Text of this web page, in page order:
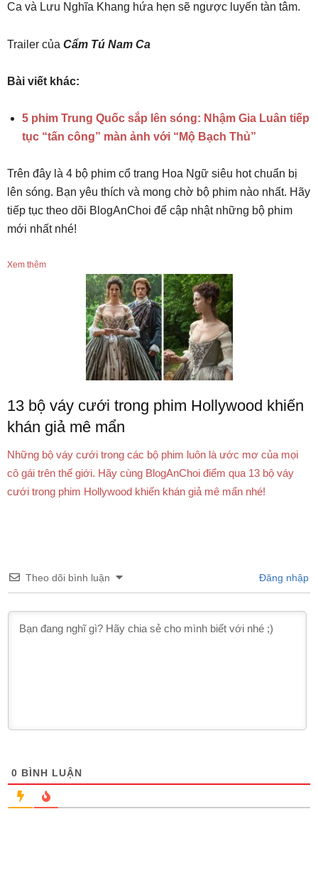
Ca và Lưu Nghĩa Khang hứa hẹn sẽ ngược luyến tàn tâm.
Trailer của Cẩm Tú Nam Ca
Bài viết khác:
5 phim Trung Quốc sắp lên sóng: Nhậm Gia Luân tiếp
tục “tấn công” màn ảnh với “Mộ Bạch Thủ”
Trên đây là 4 bộ phim cổ trang Hoa Ngữ siêu hot chuẩn bị
lên sóng. Bạn yêu thích và mong chờ bộ phim nào nhất. Hãy
tiếp tục theo dõi BlogAnChoi để cập nhật những bộ phim
mới nhất nhé!
Xem thêm
13 bộ váy cưới trong phim Hollywood khiến
khán giả mê mẩn
Những bộ váy cưới trong các bộ phim luôn là ước mơ của mọi
cô gái trên thế giới. Hãy cùng BlogAnChoi điểm qua 13 bộ váy
cưới trong phim Hollywood khiến khán giả mê mẩn nhé!
Theo dõi bình luận Đăng nhập
0 BÌNH LUẬN